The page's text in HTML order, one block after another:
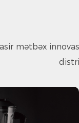
mətbəx